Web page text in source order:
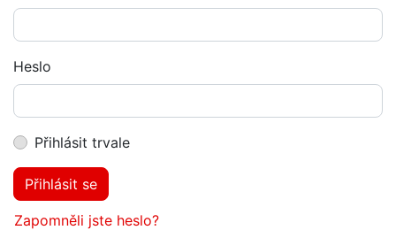
Heslo
Přihlásit trvale
Přihlásit se
Zapomněli jste heslo?